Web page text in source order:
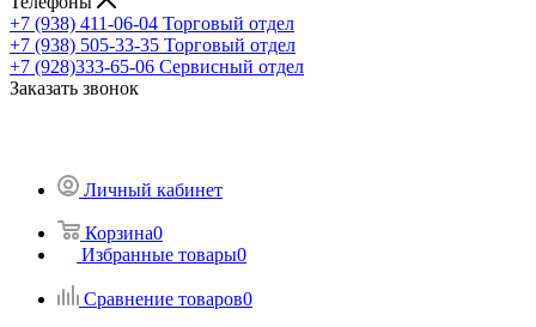
+7 (938) 411-06-04 Торговый отдел
+7 (938) 505-33-35 Торговый отдел
+7 (928)333-65-06 Сервисный отдел
Заказать звонок
Личный кабинет
Корзина0
Избранные товары0
Сравнение товаров0